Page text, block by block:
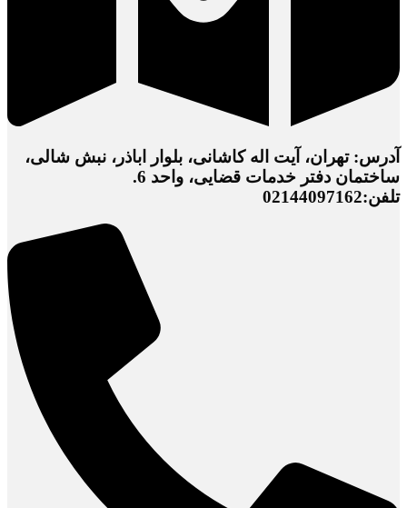
آدرس: تهران، آیت اله کاشانی، بلوار اباذر، نبش شالی،
ساختمان دفتر خدمات قضایی، واحد 6.
تلفن:02144097162